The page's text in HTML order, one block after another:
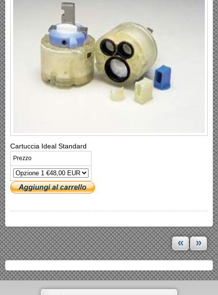
Cartuccia Ideal Standard
Prezzo
« »